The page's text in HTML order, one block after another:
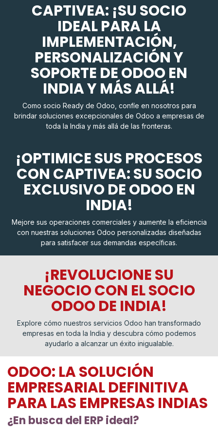
CAPTIVEA: ¡SU SOCIO
IDEAL PARA LA
IMPLEMENTACIÓN,
PERSONALIZACIÓN Y
SOPORTE DE ODOO EN
INDIA Y MÁS ALLÁ!
Como socio Ready de Odoo, confíe en nosotros para
brindar soluciones excepcionales de Odoo a empresas de
toda la India y más allá de las fronteras.
¡OPTIMICE SUS PROCESOS
CON CAPTIVEA: SU SOCIO
EXCLUSIVO DE ODOO EN
INDIA!
Mejore sus operaciones comerciales y aumente la eficiencia
con nuestras soluciones Odoo personalizadas diseñadas
para satisfacer sus demandas específicas.
¡REVOLUCIONE SU
NEGOCIO CON EL SOCIO
ODOO DE INDIA!
Explore cómo nuestros servicios Odoo han transformado
empresas en toda la India y descubra cómo podemos
ayudarlo a alcanzar un éxito inigualable.
ODOO: LA SOLUCIÓN
EMPRESARIAL DEFINITIVA
PARA LAS EMPRESAS INDIAS
¿En busca del ERP ideal?